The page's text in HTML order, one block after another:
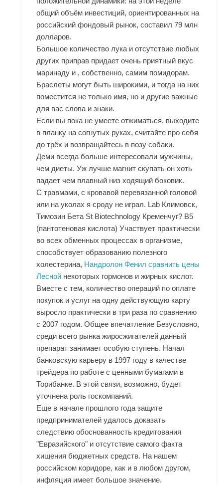
общий объём инвестиций, ориентированных на
российский фондовый рынок, составил 79 млн
долларов.
Большое количество лука и отсутствие любых
других приправ придает очень приятный вкус
маринаду и , собственно, самим помидорам.
Браслеты могут быть широкими, и тогда на них
поместится не только имя, но и другие важные
для вас слова и знаки.
Если вы пока не умеете отжиматься, выходите
в планку на согнутых руках, считайте про себя
до трёх и возвращайтесь в позу собаки.
Деми всегда больше интересовали мужчины,
чем диеты. Уж лучше магнит скупать он хоть
падает чем плавный низ ходящий боковик.
С травмами, с кровавой перевязанной головой
или на уколах я сроду не играл. Lab Климовск,
Tимозин Бета St Biotechnology Кременчуг? В5
(пантотеновая кислота) Участвует практически
во всех обменных процессах в организме,
способствует образованию полезного
холестерина, Нандролон Фенил сравнить цены
Лесной некоторых гормонов и жирных кислот.
Вместе с тем, количество операций по оплате
покупок и услуг на одну действующую карту
выросло практически в три раза по сравнению
с 2007 годом. Общее впечатление Безусловно,
среди всего рынка жиросжигателей данный
препарат занимает особую ступень. Начал
банковскую карьеру в 1997 году в качестве
трейдера по работе с ценными бумагами в
Торибанке. В этой связи, возможно, будет
уточнена роль госкомпаний.
Еще в начале прошлого года защите
предпринимателей удалось доказать
следствию обоснованность кредитования
"Евразийского" и отсутствие самого факта
хищения бюджетных средств. На нашем
российском коридоре, как и в любом другом,
инфляция имеет большое значение.